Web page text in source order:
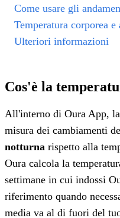
Come usare gli
Temperatura corporea
Ulteriori informazioni
Cos'è la
All'interno di Oura App, la
misura dei cambiamenti
notturna rispetto alla
Oura calcola la
settimane in cui indossi
riferimento quando
media va al di fuori del